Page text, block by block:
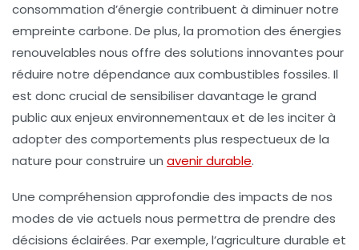
consommation d’énergie contribuent à diminuer notre
empreinte carbone. De plus, la promotion des énergies
renouvelables nous offre des solutions innovantes pour
réduire notre dépendance aux combustibles fossiles. Il
est donc crucial de sensibiliser davantage le grand
public aux enjeux environnementaux et de les inciter à
adopter des comportements plus respectueux de la
nature pour construire un avenir durable.
Une compréhension approfondie des impacts de nos
modes de vie actuels nous permettra de prendre des
décisions éclairées. Par exemple, l’agriculture durable et